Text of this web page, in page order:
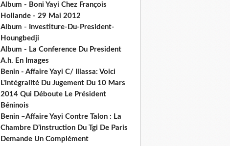
Album - Boni Yayi Chez François
Hollande - 29 Mai 2012
Album - Investiture-Du-President-
Houngbedji
Album - La Conference Du President
A.h. En Images
Benin - Affaire Yayi C/ Illassa: Voici
L'intégralité Du Jugement Du 10 Mars
2014 Qui Déboute Le Président
Béninois
Benin –Affaire Yayi Contre Talon : La
Chambre D’instruction Du Tgi De Paris
Demande Un Complément